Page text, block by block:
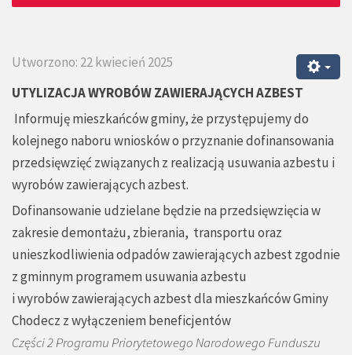
Utworzono: 22 kwiecień 2025
UTYLIZACJA WYROBÓW ZAWIERAJĄCYCH AZBEST
Informuję mieszkańców gminy, że przystępujemy do
kolejnego naboru wniosków o przyznanie dofinansowania
przedsięwzięć związanych z realizacją usuwania azbestu i
wyrobów zawierających azbest.
Dofinansowanie udzielane będzie na przedsięwzięcia w
zakresie demontażu, zbierania, transportu oraz
unieszkodliwienia odpadów zawierających azbest zgodnie
z gminnym programem usuwania azbestu
i wyrobów zawierających azbest dla mieszkańców Gminy
Chodecz z wyłączeniem beneficjentów
Części 2 Programu Priorytetowego Narodowego Funduszu